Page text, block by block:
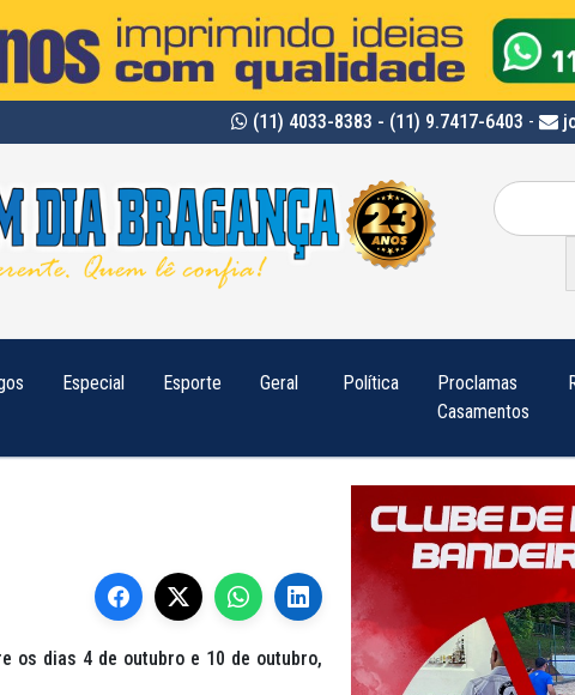
(11) 4033-8383 - (11) 9.7417-6403 -
Pesquisar
por:
Especial Esporte Geral Política
Proclamas
Casamentos
os dias 4 de outubro e 10 de outubro,